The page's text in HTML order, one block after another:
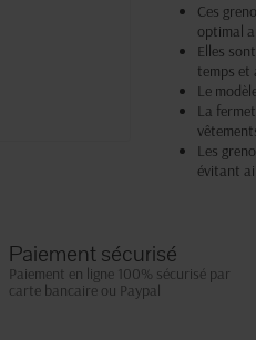
Ces
optimal
Elles
temps et
Le
La
Les
évitant
Paiement sécurisé
Paiement en ligne 100% sécurisé par
carte bancaire ou Paypal